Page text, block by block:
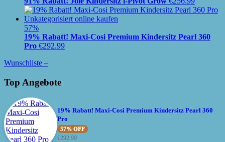
57%
19% Rabatt! Maxi-Cosi Premium Kindersitz Pearl 360
Pro €292.99
Wunschliste –
Top Angebote
19% Rabatt! Maxi-Cosi Premium Kindersitz Pearl 360
Pro
57% OFF
€292.99